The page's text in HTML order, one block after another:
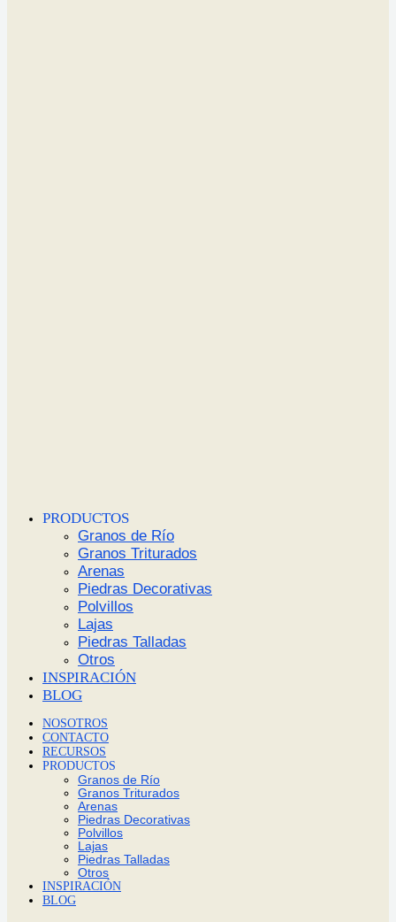
PRODUCTOS
Granos de Río
Granos Triturados
Arenas
Piedras Decorativas
Polvillos
Lajas
Piedras Talladas
Otros
INSPIRACIÓN
BLOG
NOSOTROS
CONTACTO
RECURSOS
PRODUCTOS
Granos de Río
Granos Triturados
Arenas
Piedras Decorativas
Polvillos
Lajas
Piedras Talladas
Otros
INSPIRACIÓN
BLOG